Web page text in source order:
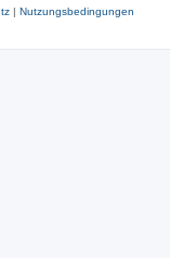
| Nutzungsbedingungen